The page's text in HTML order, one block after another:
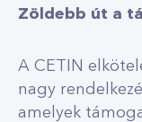
Zöldebb út a
A CETIN
nagy
amelyek